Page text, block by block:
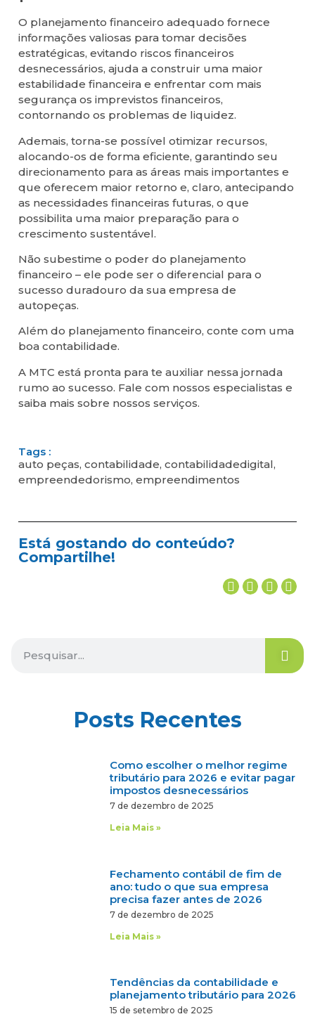
O planejamento financeiro adequado fornece
informações valiosas para tomar decisões
estratégicas, evitando riscos financeiros
desnecessários, ajuda a construir uma maior
estabilidade financeira e enfrentar com mais
segurança os imprevistos financeiros,
contornando os problemas de liquidez.
Ademais, torna-se possível otimizar recursos,
alocando-os de forma eficiente, garantindo seu
direcionamento para as áreas mais importantes e
que oferecem maior retorno e, claro, antecipando
as necessidades financeiras futuras, o que
possibilita uma maior preparação para o
crescimento sustentável.
Não subestime o poder do planejamento
financeiro – ele pode ser o diferencial para o
sucesso duradouro da sua empresa de
autopeças.
Além do planejamento financeiro, conte com uma
boa contabilidade.
A MTC está pronta para te auxiliar nessa jornada
rumo ao sucesso. Fale com nossos especialistas e
saiba mais sobre nossos serviços.
Tags :
auto peças, contabilidade, contabilidadedigital,
empreendedorismo, empreendimentos
Está gostando do conteúdo?
Compartilhe!
Posts Recentes
Como escolher o melhor regime
tributário para 2026 e evitar pagar
impostos desnecessários
7 de dezembro de 2025
Leia Mais »
Fechamento contábil de fim de
ano: tudo o que sua empresa
precisa fazer antes de 2026
7 de dezembro de 2025
Leia Mais »
Tendências da contabilidade e
planejamento tributário para 2026
15 de setembro de 2025